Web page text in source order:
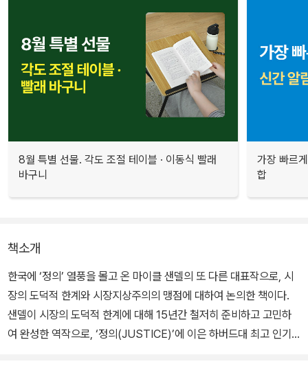
8월 특별 선물. 각도 조절 테이블 · 이동식 빨래
바구니
가장 빠르
합
책소개
한국에 ‘정의’ 열풍을 몰고 온 마이클 샌델의 또 다른 대표작으로, 시
장의 도덕적 한계와 시장지상주의의 맹점에 대하여 논의한 책이다.
샌델이 시장의 도덕적 한계에 대해 15년간 철저히 준비하고 고민하
여 완성한 역작으로, ‘정의(JUSTICE)’에 이은 하버드대 최고 인기